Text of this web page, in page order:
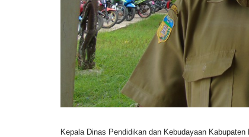
Kepala Dinas Pendidikan dan Kebudayaan